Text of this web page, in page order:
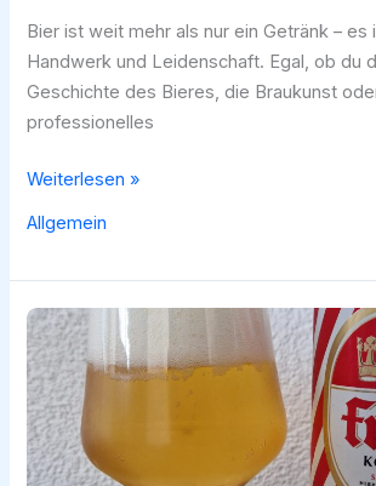
Bier ist weit mehr als nur ein Getränk – es
Handwerk und Leidenschaft. Egal, ob du
Geschichte des Bieres, die Braukunst
professionelles
Buch-
rund
Literatur
für
Bierliebhaber
Weiterlesen »
Allgemein